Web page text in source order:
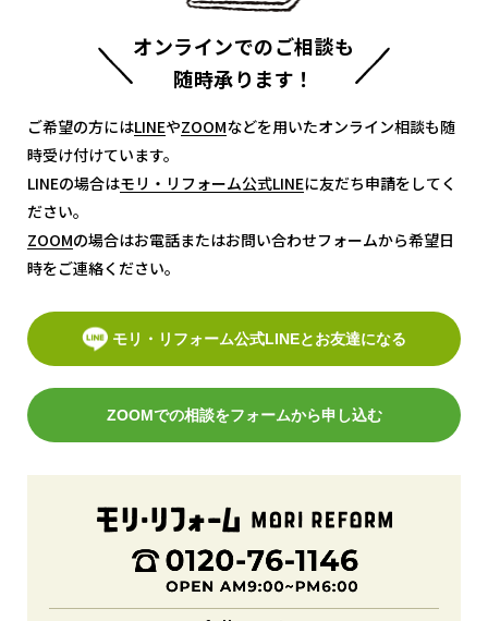
オンラインでのご相談も
随時承ります！
ご希望の方にはLINE
LINEやZOOM
ZOOMなどを用いたオンライン相談も随
時受け付けています。
LINEの場合はモリ・リフォーム公式LINE
モリ・リフォーム公式LINEに友だち申請をしてく
ださい。
ZOOM
ZOOMの場合はお電話またはお問い合わせフォームから希望日
時をご連絡ください。
モリ・リフォーム公式LINEとお友達になる
ZOOMでの相談をフォームから申し込む